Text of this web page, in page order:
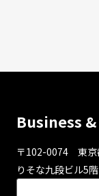
Business
〒102-0074 東京
りそな九段ビル5階